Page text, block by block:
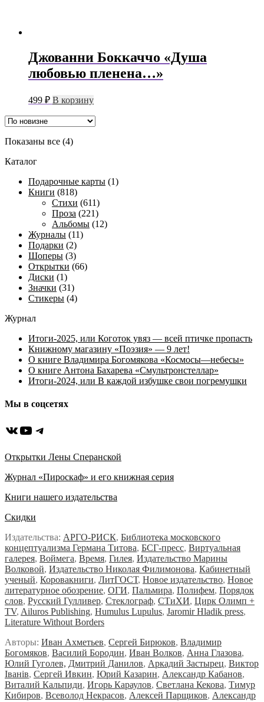
Джованни Боккаччо «Душа
любовью пленена…»
499 ₽ В корзину
Показаны все (4)Сортировка:
Каталог
Подарочные карты (1)
Книги (818)
Стихи (611)
Проза (221)
Альбомы (12)
Журналы (11)
Подарки (2)
Шоперы (3)
Открытки (66)
Диски (1)
Значки (31)
Стикеры (4)
Журнал
Итоги-2025, или Коготок увяз — всей птичке пропасть
Книжному магазину «Поэзия» — 9 лет!
О книге Владимира Богомякова «Космосы—небесы»
О книге Антона Бахарева «Смультронстеллар»
Итоги-2024, или В каждой избушке свои погремушки
Мы в соцсетях
ВКонтакте
YouTube
Telegram
Открытки Лены Сперанской
Журнал «Пироскаф» и его книжная серия
Книги нашего издательства
Скидки
Издательства: АРГО-РИСК, Библиотека московского
концептуализма Германа Титова, БСГ-пресс, Виртуальная
галерея, Воймега, Время, Гилея, Издательство Марины
Волковой, Издательство Николая Филимонова, Кабинетный
ученый, Коровакниги, ЛитГОСТ, Новое издательство, Новое
литературное обозрение, ОГИ, Пальмира, Полифем, Порядок
слов, Русский Гулливер, Стеклограф, СТиХИ, Цирк Олимп +
TV, Ailuros Publishing, Humulus Lupulus, Jaromir Hladik press,
Literature Without Borders
Авторы: Иван Ахметьев, Сергей Бирюков, Владимир
Богомяков, Василий Бородин, Иван Волков, Анна Глазова,
Юлий Гуголев, Дмитрий Данилов, Аркадий Застырец, Виктор
Iванiв, Сергей Ивкин, Юрий Казарин, Александр Кабанов,
Виталий Кальпиди, Игорь Караулов, Светлана Кекова, Тимур
Кибиров, Всеволод Некрасов, Алексей Парщиков, Александр